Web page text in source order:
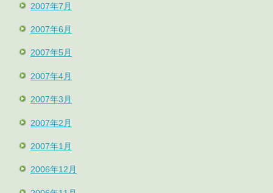
2007年7月
2007年6月
2007年5月
2007年4月
2007年3月
2007年2月
2007年1月
2006年12月